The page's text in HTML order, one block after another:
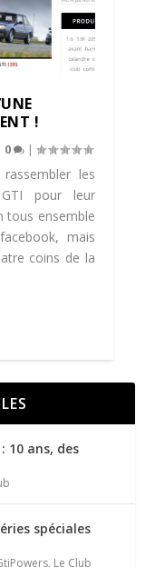
!
0 |
les
pour leur
tous ensemble
mais
coins de la
: 10 ans, des
spéciales
, Le Club